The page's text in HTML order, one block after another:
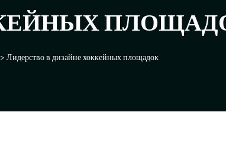
Лидерство в дизайне хоккейных площадок